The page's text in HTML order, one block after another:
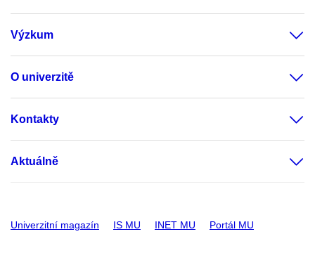
Výzkum
O univerzitě
Kontakty
Aktuálně
Univerzitní magazín IS MU INET MU Portál MU